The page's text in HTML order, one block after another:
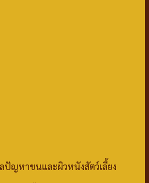
ปัญหาขนและผิวหนังสัตว์เลี้ยง